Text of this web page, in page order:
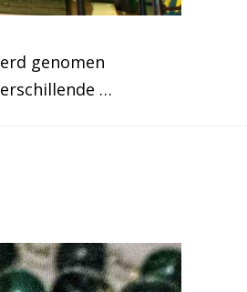
genomen
…